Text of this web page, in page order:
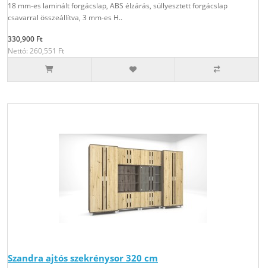
18 mm-es laminált forgácslap, ABS élzárás, süllyesztett forgácslap
csavarral összeállítva, 3 mm-es H..
330,900 Ft
Nettó: 260,551 Ft
Szandra ajtós szekrénysor 320 cm